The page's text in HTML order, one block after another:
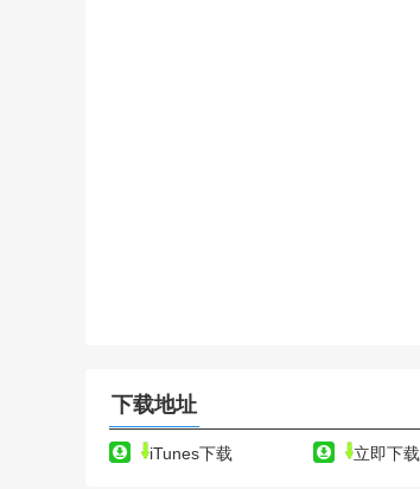
下载地址
iTunes下载 立即下载